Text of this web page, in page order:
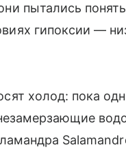
пытались
гипоксии —
холод: пока